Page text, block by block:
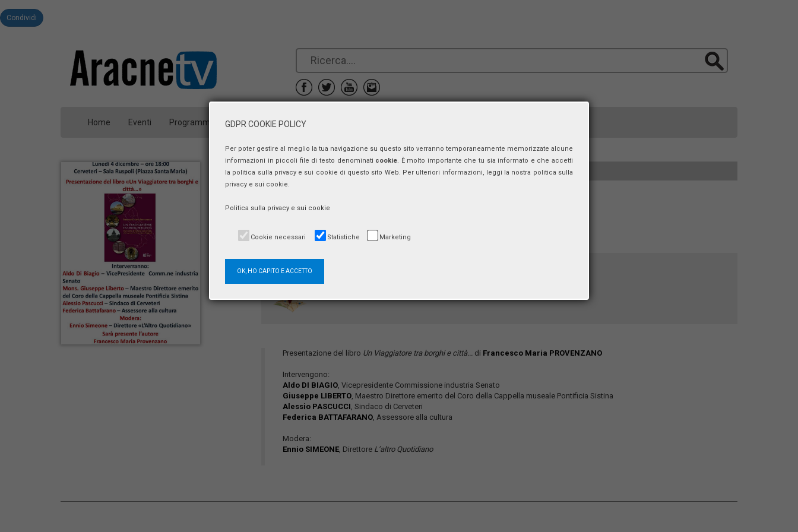
Condividi
Home Eventi Programmi Persone Prenotazioni
Presentazione di libri
Presentazione del libro Un Viaggiatore tra borghi e città...di Francesco Maria PROVENZANO
Intervengono:
Aldo DI BIAGIO, Vicepresidente Commissione industria Senato
Giuseppe LIBERTO, Maestro Direttore emerito del Coro della Cappella museale Pontificia Sistina
Alessio PASCUCCI, Sindaco di Cerveteri
Federica BATTAFARANO, Assessore alla cultura
Modera:
Ennio SIMEONE, Direttore L’altro Quotidiano
GDPR COOKIE POLICY
Per poter gestire al meglio la tua navigazione su questo sito verranno temporaneamente memorizzate alcune
informazioni in piccoli file di testo denominati cookie. È molto importante che tu sia informato e che accetti
la politica sulla privacy e sui cookie di questo sito Web. Per ulteriori informazioni, leggi la nostra politica sulla
privacy e sui cookie.
Politica sulla privacy e sui cookie
Cookie necessari Statistiche Marketing
OK, HO CAPITO E ACCETTO